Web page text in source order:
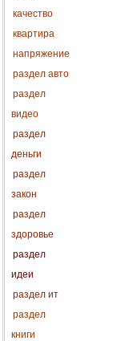
качество
квартира
напряжение
раздел авто
раздел
видео
раздел
деньги
раздел
закон
раздел
здоровье
раздел
идеи
раздел ит
раздел
книги